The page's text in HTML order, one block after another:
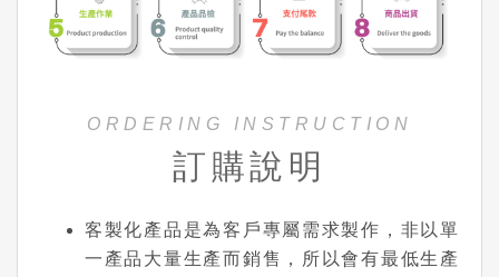
ORDERING INSTRUCTION
訂購說明
客製化產品是為客戶專屬需求製作，非以單
一產品大量生產而銷售，所以會有最低生產